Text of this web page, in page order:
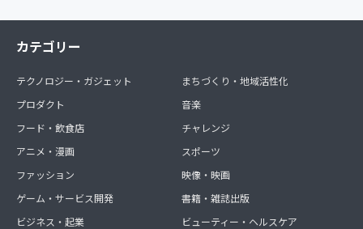
カテゴリー
テクノロジー・ガジェット
プロダクト
フード・飲食店
アニメ・漫画
ファッション
ゲーム・サービス開発
ビジネス・起業
まちづくり・地域活性化
音楽
チャレンジ
スポーツ
映像・映画
書籍・雑誌出版
ビューティー・ヘルスケア